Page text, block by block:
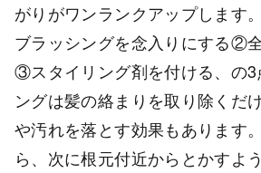
がりがワンランクアップします
ブラッシングを念入りにする②
③スタイリング剤を付ける、の3
ングは髪の絡まりを取り除くだ
や汚れを落とす効果もあります
ら、次に根元付近からとかすよ